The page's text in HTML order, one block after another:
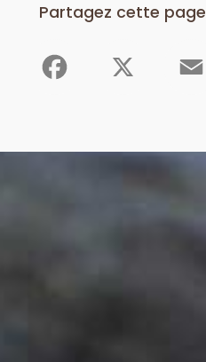
Partagez cette page